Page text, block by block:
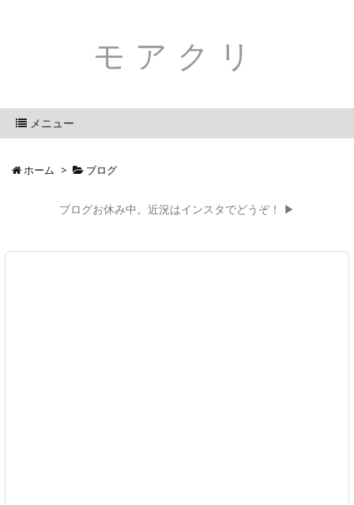
モアクリ
メニュー
ホーム > ブログ
ブログお休み中。近況はインスタでどうぞ！ ▶